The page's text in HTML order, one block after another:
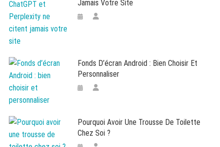
Jamais Votre Site
Fonds D’écran Android : Bien Choisir Et
Personnaliser
Pourquoi Avoir Une Trousse De Toilette
Chez Soi ?